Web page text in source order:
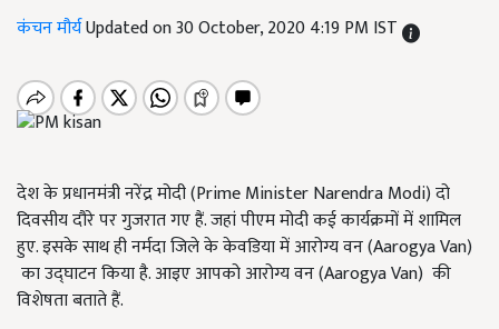
कंचन मौर्यUpdated on 30 October, 2020 4:19 PM IST
देश के प्रधानमंत्री नरेंद्र मोदी (Prime Minister Narendra Modi) दो
दिवसीय दौरे पर गुजरात गए हैं. जहां पीएम मोदी कई कार्यक्रमों में शामिल
हुए. इसके साथ ही नर्मदा जिले के केवडिया में आरोग्य वन (Aarogya Van)
का उद्घाटन किया है. आइए आपको आरोग्य वन (Aarogya Van) की
विशेषता बताते हैं.